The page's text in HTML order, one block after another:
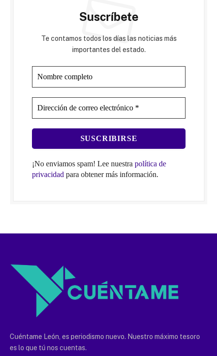
Suscríbete
Te contamos todos los días las noticias más
importantes del estado.
¡No enviamos spam! Lee nuestra política de
privacidad para obtener más información.
Cuéntame León, es periodismo nuevo. Nuestro máximo tesoro
es lo que tú nos cuentas.